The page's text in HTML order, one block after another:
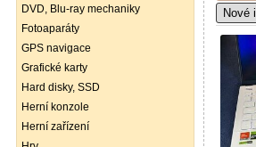
DVD, Blu-ray mechaniky
Fotoaparáty
GPS navigace
Grafické karty
Hard disky, SSD
Herní konzole
Herní zařízení
Nové